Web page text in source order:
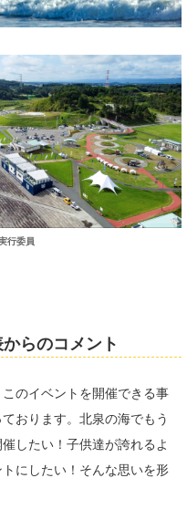
行委員
らのコメント
のイベントを開催できる事
おります。北泉の海でもう
したい！子供達が誇れるよ
にしたい！そんな思いを形